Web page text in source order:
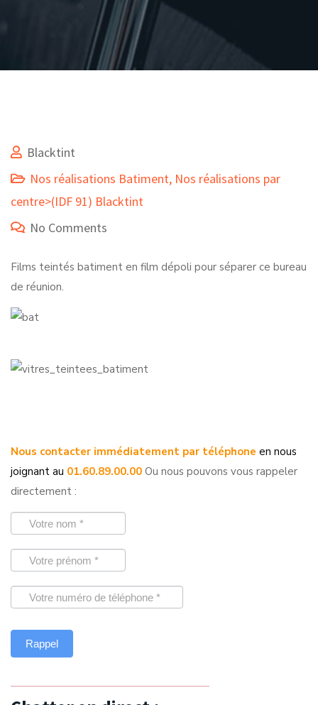
Blacktint
Nos réalisations Batiment, Nos réalisations par
centre>(IDF 91) Blacktint
No Comments
Films teintés batiment en film dépoli pour séparer ce bureau
de réunion.
Nous contacter immédiatement par téléphone en nous
joignant au 01.60.89.00.00 Ou nous pouvons vous rappeler
directement :